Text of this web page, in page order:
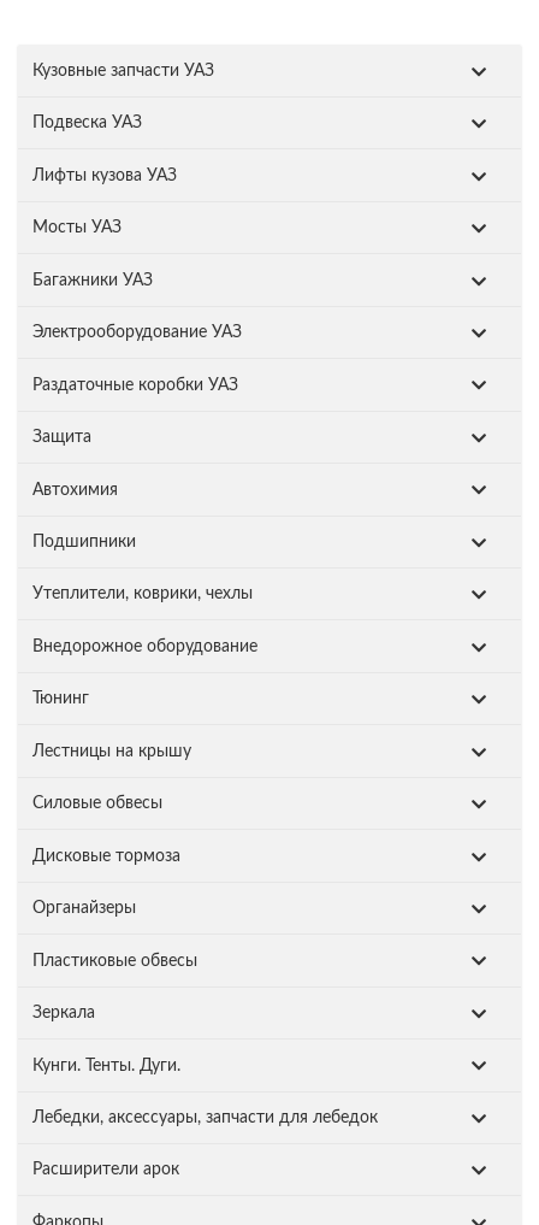
Кузовные запчасти УАЗ
Подвеска УАЗ
Лифты кузова УАЗ
Мосты УАЗ
Багажники УАЗ
Электрооборудование УАЗ
Раздаточные коробки УАЗ
Защита
Автохимия
Подшипники
Утеплители, коврики, чехлы
Внедорожное оборудование
Тюнинг
Лестницы на крышу
Силовые обвесы
Дисковые тормоза
Органайзеры
Пластиковые обвесы
Зеркала
Кунги. Тенты. Дуги.
Лебедки, аксессуары, запчасти для лебедок
Расширители арок